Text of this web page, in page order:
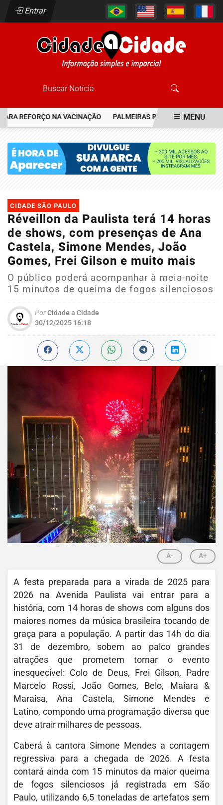
Entrar
REFORÇO NA VACINAÇÃO PALMEIRAS RESGATA JOIA DOMENU
CIDADE SÃO PAULO
Réveillon da Paulista terá 14 horas
de shows, com presenças de Ana
Castela, Simone Mendes, João
Gomes, Frei Gilson e muito mais
O público poderá acompanhar à meia-noite
15 minutos de queima de fogos silenciosos
PorCidade a Cidade
30/12/2025 16:18
A- A+
A festa preparada para a virada de 2025 para
2026 na Avenida Paulista vai entrar para a
história, com 14 horas de shows com alguns dos
maiores nomes da música brasileira tocando de
graça para a população. A partir das 14h do dia
31 de dezembro, sobem ao palco grandes
atrações que prometem tornar o evento
inesquecível: Colo de Deus, Frei Gilson, Padre
Marcelo Rossi, João Gomes, Belo, Maiara &
Maraisa, Ana Castela, Simone Mendes e
Latino, compondo uma programação diversa que
deve atrair milhares de pessoas.
Caberá à cantora Simone Mendes a contagem
regressiva para a chegada de 2026. A festa
contará ainda com 15 minutos da maior queima
de fogos silenciosos já registrada em São
Paulo, utilizando 6,5 toneladas de artefatos sem